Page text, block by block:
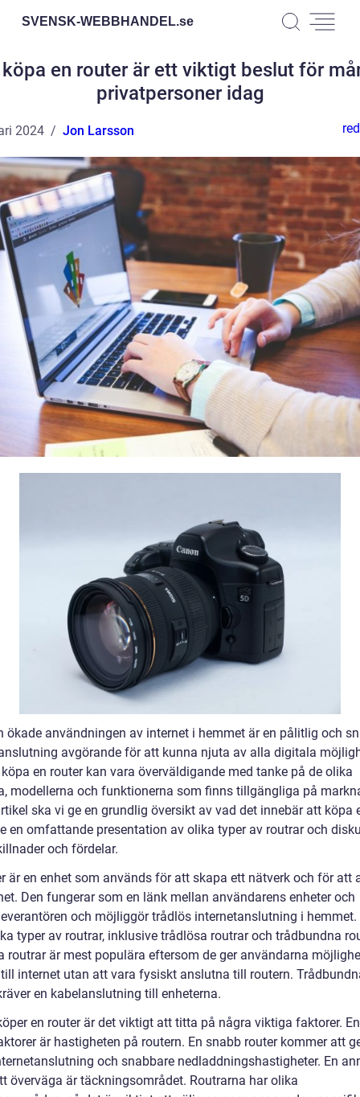
SVENSK-WEBBHANDEL.se
en router är ett viktigt beslut för
privatpersoner idag
2024 Jon Larsson
ökade användningen av internet i hemmet är en pålitlig och
avgörande för att kunna njuta av alla digitala
en router kan vara överväldigande med tanke på de olika
modellerna och funktionerna som finns tillgängliga på
ska vi ge en grundlig översikt av vad det innebär att köpa
en omfattande presentation av olika typer av routrar och
och fördelar.
är en enhet som används för att skapa ett nätverk och för att
Den fungerar som en länk mellan användarens enheter och
och möjliggör trådlös internetanslutning i hemmet.
typer av routrar, inklusive trådlösa routrar och trådbundna
routrar är mest populära eftersom de ger användarna
internet utan att vara fysiskt anslutna till routern.
en kabelanslutning till enheterna.
en router är det viktigt att titta på några viktiga faktorer.
är hastigheten på routern. En snabb router kommer att
och snabbare nedladdningshastigheter. En
överväga är täckningsområdet. Routrarna har olika